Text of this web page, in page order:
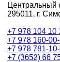
Центральный
295011, г.
+7 978 104 10
+7 978 160-
+7 978 781-
+7 (3652) 66